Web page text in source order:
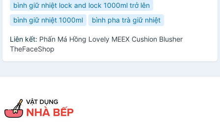
bình giữ nhiệt lock and lock 1000ml trở lên
bình giữ nhiệt 1000ml
bình pha trà giữ nhiệt
Liên kết: Phấn Má Hồng Lovely MEEX Cushion Blusher
TheFaceShop